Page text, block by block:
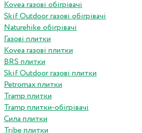
Kovea газові обігрівачі
Skif Outdoor газові обігрівачі
Naturehike обігрівачі
Газові плитки
Kovea газові плитки
BRS плитки
Skif Outdoor газові плитки
Petromax плитки
Tramp плитки
Tramp плитки-обігрівачі
Сила плитки
Tribe плитки